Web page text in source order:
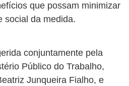
que possam minimizar
social da medida.
conjuntamente pela
Público do Trabalho,
Junqueira Fialho, e